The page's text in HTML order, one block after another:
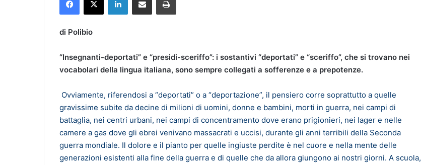
di Polibio
“Insegnanti-deportati” e “presidi-sceriffo”: i sostantivi “deportati” e “sceriffo”, che si trovano nei
vocabolari della lingua italiana, sono sempre collegati a sofferenze e a prepotenze.
Ovviamente, riferendosi a “deportati” o a “deportazione”, il pensiero corre soprattutto a quelle
gravissime subite da decine di milioni di uomini, donne e bambini, morti in guerra, nei campi di
battaglia, nei centri urbani, nei campi di concentramento dove erano prigionieri, nei lager e nelle
camere a gas dove gli ebrei venivano massacrati e uccisi, durante gli anni terribili della Seconda
guerra mondiale. Il dolore e il pianto per quelle ingiuste perdite è nel cuore e nella mente delle
generazioni esistenti alla fine della guerra e di quelle che da allora giungono ai nostri giorni. A scuola,